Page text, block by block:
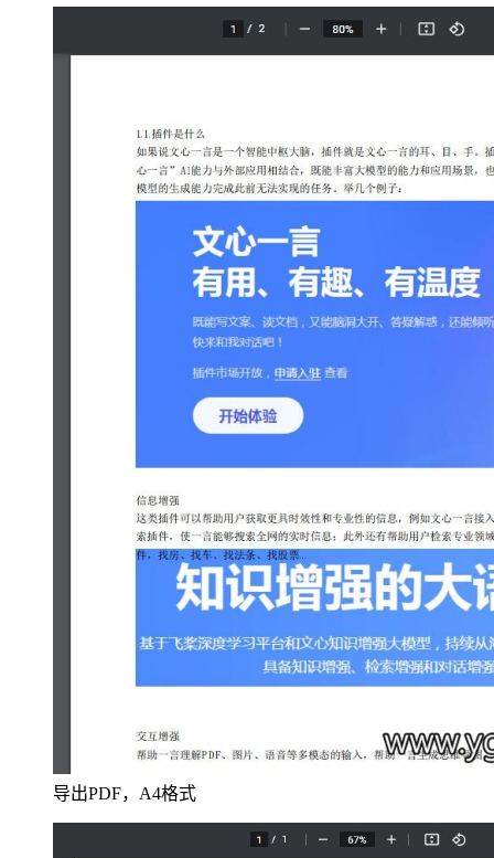
导出PDF，A4格式